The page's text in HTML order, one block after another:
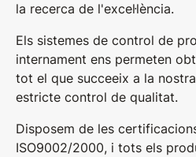
la recerca de l'excel·lència.
Els sistemes de control de
internament ens permeten
tot el que succeeix a la
estricte control de qualitat.
Disposem de les
ISO9002/2000, i tots els